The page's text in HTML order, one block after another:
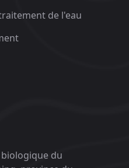
de l'eau
du